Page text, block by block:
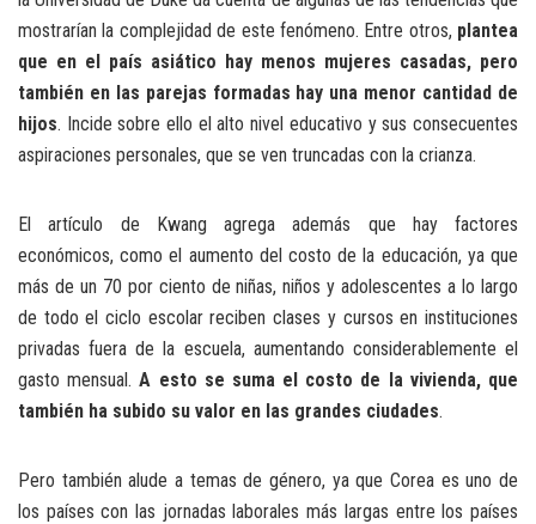
mostrarían la complejidad de este fenómeno. Entre otros, plantea
que en el país asiático hay menos mujeres casadas, pero
también en las parejas formadas hay una menor cantidad de
hijos. Incide sobre ello el alto nivel educativo y sus consecuentes
aspiraciones personales, que se ven truncadas con la crianza.
El artículo de Kwang agrega además que hay factores
económicos, como el aumento del costo de la educación, ya que
más de un 70 por ciento de niñas, niños y adolescentes a lo largo
de todo el ciclo escolar reciben clases y cursos en instituciones
privadas fuera de la escuela, aumentando considerablemente el
gasto mensual.A esto se suma el costo de la vivienda, que
también ha subido su valor en las grandes ciudades.
Pero también alude a temas de género, ya que Corea es uno de
los países con las jornadas laborales más largas entre los países